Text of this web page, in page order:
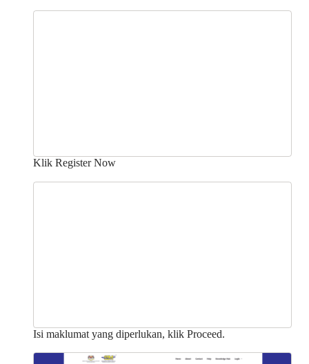
Klik Register Now
Isi maklumat yang diperlukan, klik Proceed.